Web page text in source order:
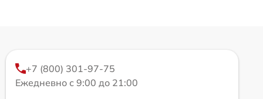
+7 (800) 301-97-75
Ежедневно с 9:00 до 21:00